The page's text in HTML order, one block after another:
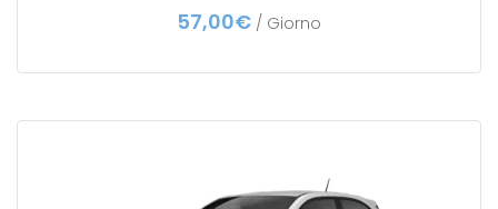
57,00€ / Giorno